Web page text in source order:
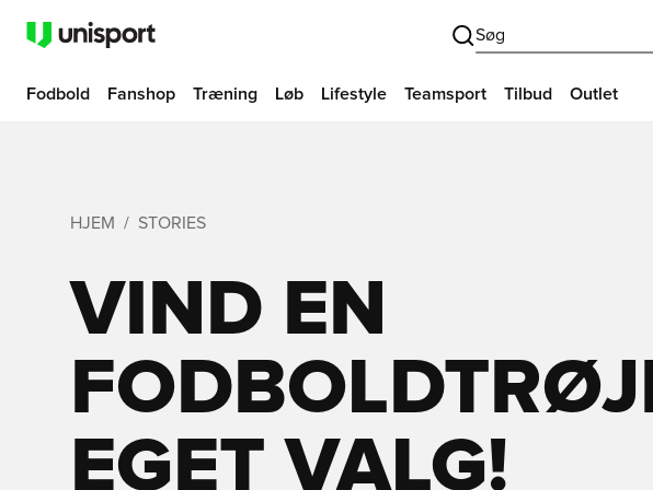
Søg
Fodbold Fanshop Træning Løb Lifestyle Teamsport Tilbud Outlet
HJEM STORIES
VIND EN
EGET VALG!